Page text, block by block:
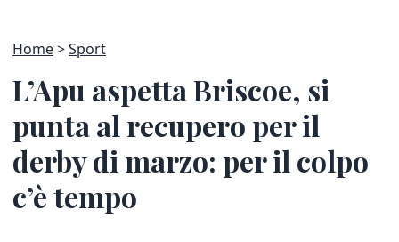
Home Sport
L’Apu aspetta Briscoe, si
punta al recupero per il
derby di marzo: per il colpo
c’è tempo